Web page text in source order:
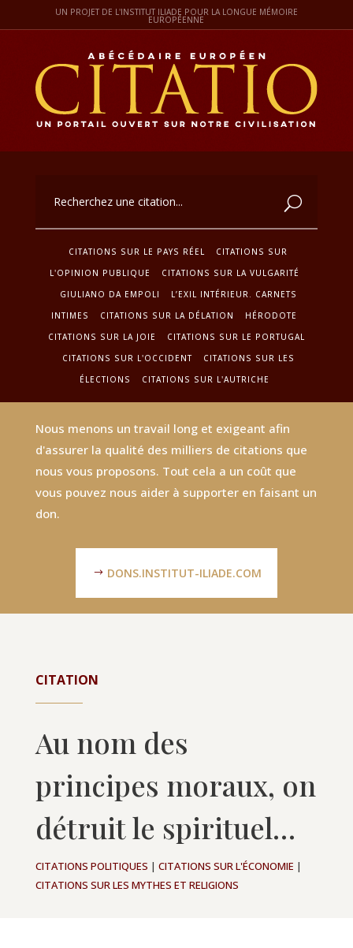
UN PROJET DE L'INSTITUT ILIADE POUR LA LONGUE MÉMOIRE
EUROPÉENNE
CITATIONS SUR LE PAYS RÉEL
CITATIONS SUR
L'OPINION PUBLIQUE
CITATIONS SUR LA VULGARITÉ
GIULIANO DA EMPOLI
L’EXIL INTÉRIEUR. CARNETS
INTIMES
CITATIONS SUR LA DÉLATION
HÉRODOTE
CITATIONS SUR LA JOIE
CITATIONS SUR LE PORTUGAL
CITATIONS SUR L'OCCIDENT
CITATIONS SUR LES
ÉLECTIONS
CITATIONS SUR L'AUTRICHE
Nous menons un travail long et exigeant afin
d'assurer la qualité des milliers de citations que
nous vous proposons. Tout cela a un coût que
vous pouvez nous aider à supporter en faisant un
don.
DONS.INSTITUT-ILIADE.COM
CITATION
Au nom des
principes moraux, on
détruit le spirituel…
CITATIONS POLITIQUES | CITATIONS SUR L'ÉCONOMIE |
CITATIONS SUR LES MYTHES ET RELIGIONS